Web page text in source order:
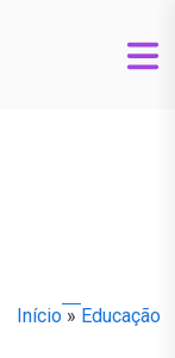
Início » Educação